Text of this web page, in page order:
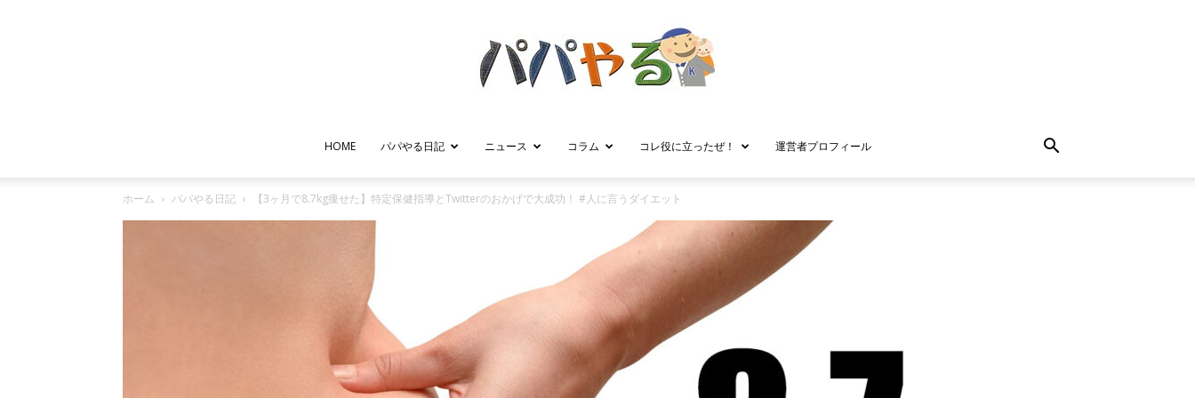
パ
や
HOME パパやる日記 ニュース コラム コレ役に立ったぜ！ 運営者プロフィール
ホーム パパやる日記 【3ヶ月で8.7kg痩せた】特定保健指導とTwitterのおかげで大成功！ #人に言うダイエット